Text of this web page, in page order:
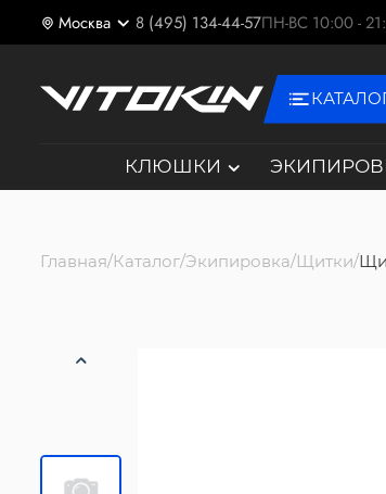
Москва 8 (495) 134-44-57ПН-ВС 10:00 -
КЛЮШКИ
Главная Каталог Экипировка Щитки